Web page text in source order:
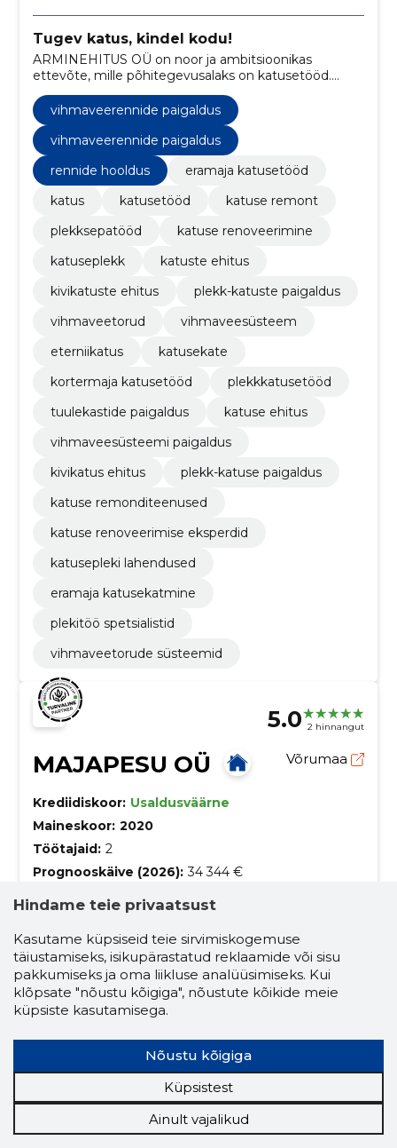
Tugev katus, kindel kodu!
ARMINEHITUS OÜ on noor ja ambitsioonikas
ettevõte, mille põhitegevusalaks on katusetööd.
Meie spetsialiteediks on plekk-katused, kuid pakume
ka eterniit- ja kivikatuste lahendusi.
vihmaveerennide paigaldus
vihmaveerennide paigaldus
rennide hooldus
eramaja katusetööd
katus
katusetööd
katuse remont
plekksepatööd
katuse renoveerimine
katuseplekk
katuste ehitus
kivikatuste ehitus
plekk-katuste paigaldus
vihmaveetorud
vihmaveesüsteem
eterniikatus
katusekate
kortermaja katusetööd
plekkkatusetööd
tuulekastide paigaldus
katuse ehitus
vihmaveesüsteemi paigaldus
kivikatus ehitus
plekk-katuse paigaldus
katuse remonditeenused
katuse renoveerimise eksperdid
katusepleki lahendused
eramaja katusekatmine
plekitöö spetsialistid
vihmaveetorude süsteemid
5.0 2 hinnangut
MAJAPESU OÜ Võrumaa
Krediidiskoor: Usaldusväärne
Maineskoor: 2020
Töötajaid: 2
Prognooskäive (2026): 34 344 €
Majapesu tegeleb kodude välispindade, sealhulgas
vihmaveerennide, fassaadide ja katuste
puhastamisega, et taastada nende ilu.
kinnisvara hooldamine
vihmaveerennide puhastus
vihmaveerennide välipesu
vihmaveerennide puhastamine
kõnniteedekivide pesu
Hindame teie privaatsust
Kasutame küpsiseid teie sirvimiskogemuse
täiustamiseks, isikupärastatud reklaamide või sisu
pakkumiseks ja oma liikluse analüüsimiseks. Kui
klõpsate "nõustu kõigiga", nõustute kõikide meie
küpsiste kasutamisega.
Nõustu kõigiga
Küpsistest
Ainult vajalikud